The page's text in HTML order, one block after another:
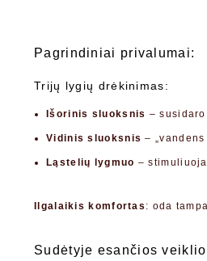
Pagrindiniai privalumai:
Trijų lygių drėkinimas:
Išorinis sluoksnis –
Vidinis sluoksnis –
Ląstelių lygmuo –
Ilgalaikis komfortas : oda
Sudėtyje esančios